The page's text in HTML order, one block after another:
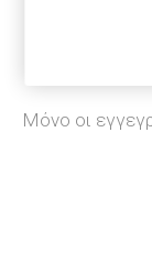
Μόνο οι